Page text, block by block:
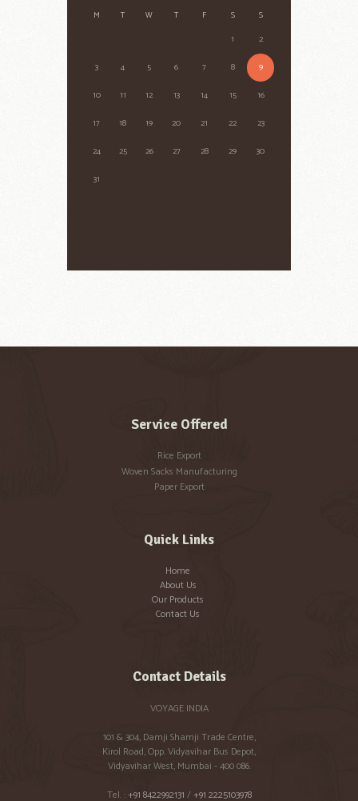
M T W T F S S
1
2
3
4 5 6 7 8
9
10
11 12 13 14 15
16
17
18 19 20 21 22
23
24
25 26 27 28 29
30
31
Service Offered
Rice Export
Woven Sacks Manufacturing
Paper Export
Quick Links
Home
About Us
Our Products
Contact Us
Contact Details
VOYAGE INDIA
101 & 304, Damji Shamji Trade Centre,
Kirol Road, Opp. Vidyavihar Bus Depot,
Vidyavihar West, Mumbai - 400 086.
Tel. :+91 8422992131 /+91 2225103978